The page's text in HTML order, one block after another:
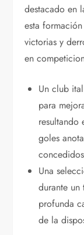
destacado en
esta
victorias y
en
Un club
para
resultando
goles
Una
durante
profunda
de la